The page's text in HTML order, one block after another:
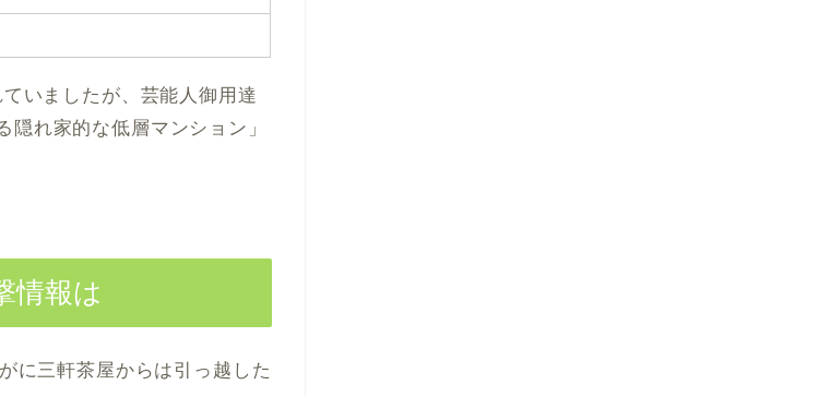
いましたが、芸能人御用達
れ家的な低層マンション」
情報は
に三軒茶屋からは引っ越した